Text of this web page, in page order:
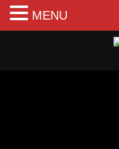
Aller
MENU